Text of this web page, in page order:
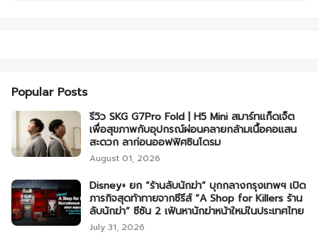
Popular Posts
รีวิว SKG G7Pro Fold | H5 Mini สมาร์ทแก็ดเจ็ต
เพื่อสุขภาพกับอุปกรณ์ผ่อนคลายกล้ามเนื้อคอแสน
สะดวก ลาก่อนออฟฟิศซินโดรม
August 01, 2026
Disney+ ยก “ร้านลับนักฆ่า” บุกกลางกรุงเทพฯ เปิด
ภารกิจสุดท้าทายจากซีรีส์ “A Shop for Killers ร้าน
ลับนักฆ่า” ซีซัน 2 เฟ้นหานักฆ่าหน้าใหม่ในประเทศไทย
July 31, 2026